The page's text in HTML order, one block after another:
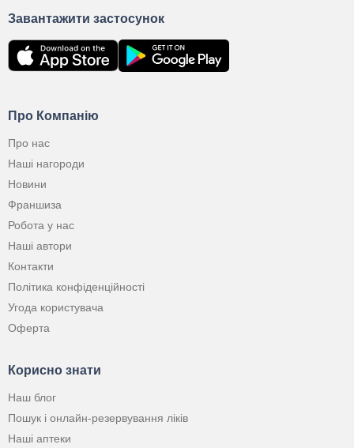
Про Компанію
Про нас
Наші нагороди
Новини
Франшиза
Робота у нас
Наші автори
Контакти
Політика конфіденційності
Угода користувача
Оферта
Корисно знати
Наш блог
Пошук і онлайн-резервування ліків
Наші аптеки
Завантажити застосунок